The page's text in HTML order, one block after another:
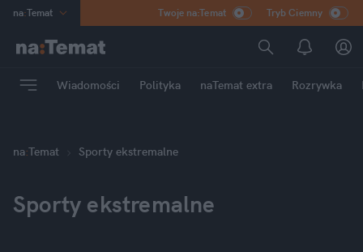
na:Temat
Poland
mama
Rozrywka
Twoje na:Temat Tryb Ciemny
Wiadomości Polityka naTemat extra Rozrywka
na:Temat Sporty ekstremalne
Sporty ekstremalne